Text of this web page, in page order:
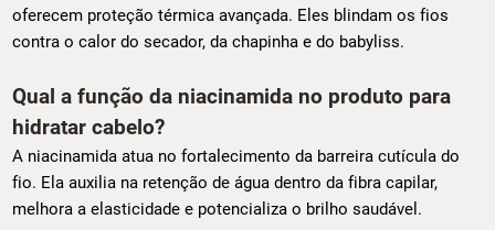
oferecem proteção térmica avançada. Eles blindam os fios
contra o calor do secador, da chapinha e do babyliss.
Qual a função da niacinamida no produto para
hidratar cabelo?
A niacinamida atua no fortalecimento da barreira cutícula do
fio. Ela auxilia na retenção de água dentro da fibra capilar,
melhora a elasticidade e potencializa o brilho saudável.